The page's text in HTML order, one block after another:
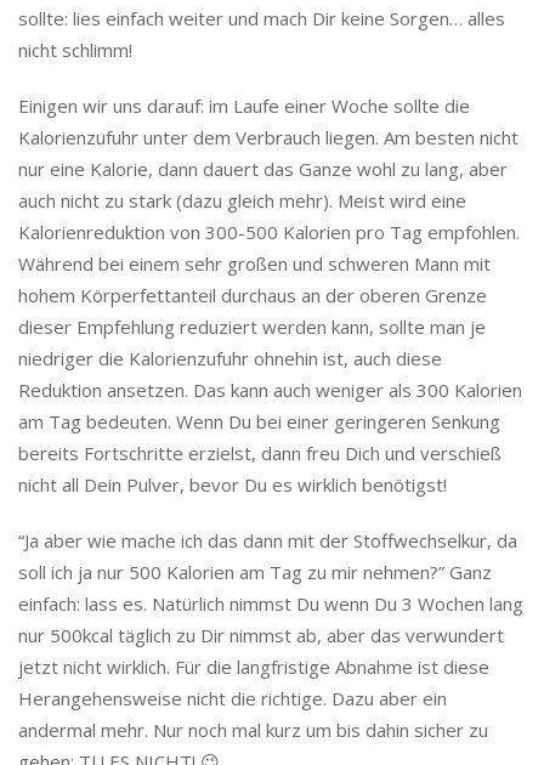
sollte: lies einfach weiter und mach Dir keine Sorgen… alles
nicht schlimm!
Einigen wir uns darauf: im Laufe einer Woche sollte die
Kalorienzufuhr unter dem Verbrauch liegen. Am besten nicht
nur eine Kalorie, dann dauert das Ganze wohl zu lang, aber
auch nicht zu stark (dazu gleich mehr). Meist wird eine
Kalorienreduktion von 300-500 Kalorien pro Tag empfohlen.
Während bei einem sehr großen und schweren Mann mit
hohem Körperfettanteil durchaus an der oberen Grenze
dieser Empfehlung reduziert werden kann, sollte man je
niedriger die Kalorienzufuhr ohnehin ist, auch diese
Reduktion ansetzen. Das kann auch weniger als 300 Kalorien
am Tag bedeuten. Wenn Du bei einer geringeren Senkung
bereits Fortschritte erzielst, dann freu Dich und verschieß
nicht all Dein Pulver, bevor Du es wirklich benötigst!
“Ja aber wie mache ich das dann mit der Stoffwechselkur, da
soll ich ja nur 500 Kalorien am Tag zu mir nehmen?” Ganz
einfach: lass es. Natürlich nimmst Du wenn Du 3 Wochen lang
nur 500kcal täglich zu Dir nimmst ab, aber das verwundert
jetzt nicht wirklich. Für die langfristige Abnahme ist diese
Herangehensweise nicht die richtige. Dazu aber ein
andermal mehr. Nur noch mal kurz um bis dahin sicher zu